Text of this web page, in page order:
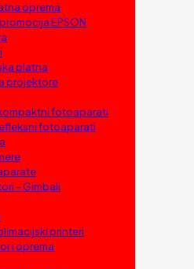
oprema
promocija EPSON
platna
projektore
fotoaparati
fotoaparati
– Gimbali
printeri
i oprema